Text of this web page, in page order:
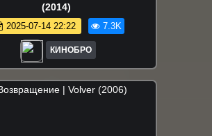
(2014)
2025-07-14 22:22 7.3K
КИНОБРО